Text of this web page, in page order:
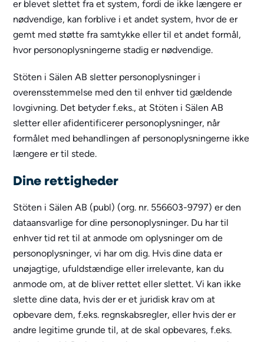
er blevet slettet fra et system, fordi de ikke længere er
nødvendige, kan forblive i et andet system, hvor de er
gemt med støtte fra samtykke eller til et andet formål,
hvor personoplysningerne stadig er nødvendige.
Stöten i Sälen AB sletter personoplysninger i
overensstemmelse med den til enhver tid gældende
lovgivning. Det betyder f.eks., at Stöten i Sälen AB
sletter eller afidentificerer personoplysninger, når
formålet med behandlingen af personoplysningerne ikke
længere er til stede.
Dine rettigheder
Stöten i Sälen AB (publ) (org. nr. 556603-9797) er den
dataansvarlige for dine personoplysninger. Du har til
enhver tid ret til at anmode om oplysninger om de
personoplysninger, vi har om dig. Hvis dine data er
unøjagtige, ufuldstændige eller irrelevante, kan du
anmode om, at de bliver rettet eller slettet. Vi kan ikke
slette dine data, hvis der er et juridisk krav om at
opbevare dem, f.eks. regnskabsregler, eller hvis der er
andre legitime grunde til, at de skal opbevares, f.eks.